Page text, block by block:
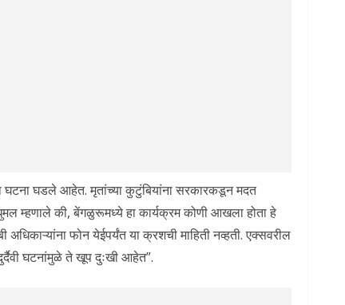
घडले आहेत. मृतांच्या कुटुंबियांना सरकारकडून मदत
म्हणाले की, बेंगळुरूमध्ये हा कार्यक्रम कोणी आखला होता हे
फोन येईपर्यंत या क्रशची माहिती नव्हती. एक्सवरील
घटनांमुळे ते खूप दुःखी आहेत”.